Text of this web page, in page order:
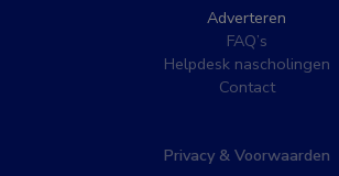
Adverteren
FAQ’s
Helpdesk nascholingen
Contact
Privacy & Voorwaarden